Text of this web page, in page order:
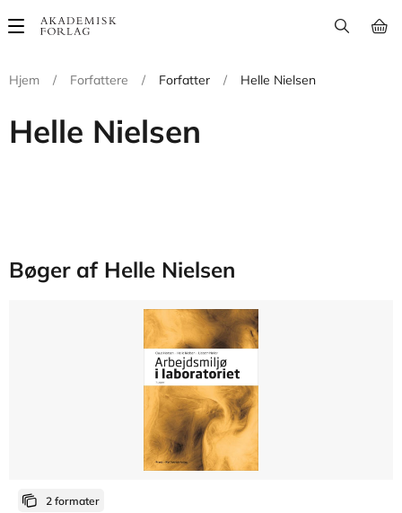
Main
Hjem
/ Forfattere / Forfatter / Helle Nielsen
Helle Nielsen
Bøger af Helle Nielsen
2 formater